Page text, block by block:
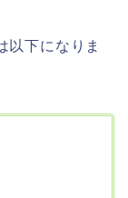
以下になりま